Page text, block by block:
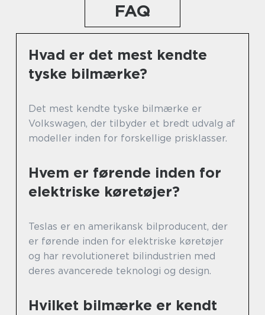
FAQ
Hvad er det mest kendte
tyske bilmærke?
Det mest kendte tyske bilmærke er
Volkswagen, der tilbyder et bredt udvalg af
modeller inden for forskellige prisklasser.
Hvem er førende inden for
elektriske køretøjer?
Teslas er en amerikansk bilproducent, der
er førende inden for elektriske køretøjer
og har revolutioneret bilindustrien med
deres avancerede teknologi og design.
Hvilket bilmærke er kendt